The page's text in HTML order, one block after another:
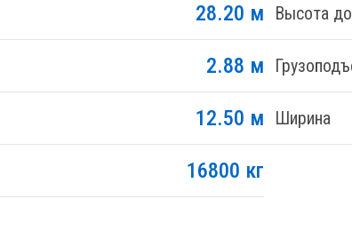
28.20 м Высота
2.88 м
12.50 м Ширина
16800 кг